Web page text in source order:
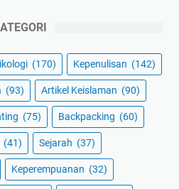
(170) Kepenulisan (142)
(93) Artikel Keislaman (90)
(75) Backpacking (60)
(41) Sejarah (37)
Keperempuanan (32)